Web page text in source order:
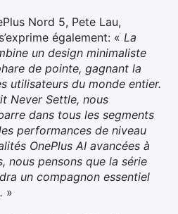
Nord 5, Pete Lau,
également: « La
un design minimaliste
de pointe, gagnant la
utilisateurs du monde entier.
Never Settle, nous
dans tous les segments
performances de niveau
OnePlus AI avancées à
nous pensons que la série
un compagnon essentiel
»